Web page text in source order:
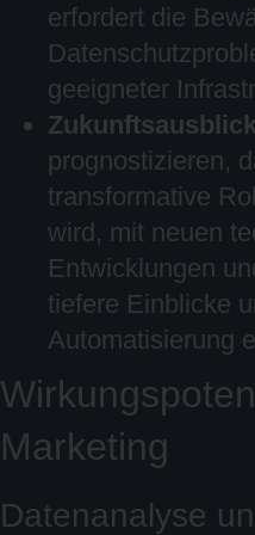
erfordert die
geeigneter
prognostizieren,
transformative
wird, mit neuen
Entwicklungen
tiefere Einblicke
Automatisierung
Marketing
Datenanalyse